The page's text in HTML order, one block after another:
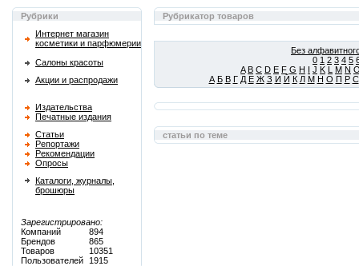
Рубрики
Интернет магазин
косметики и парфюмерии
Салоны красоты
Акции и распродажи
Издательства
Печатные издания
Статьи
Репортажи
Рекомендации
Опросы
Каталоги, журналы,
брошюры
Зарегистрировано:
Компаний
894
Брендов
865
Товаров
10351
Пользователей
1915
Рубрикатор товаров
Без
0 1 2 3 4 5
A B C D E F G H I J K L M N
А Б В Г Д Е Ж З И Й К Л М Н О П Р С
статьи по теме